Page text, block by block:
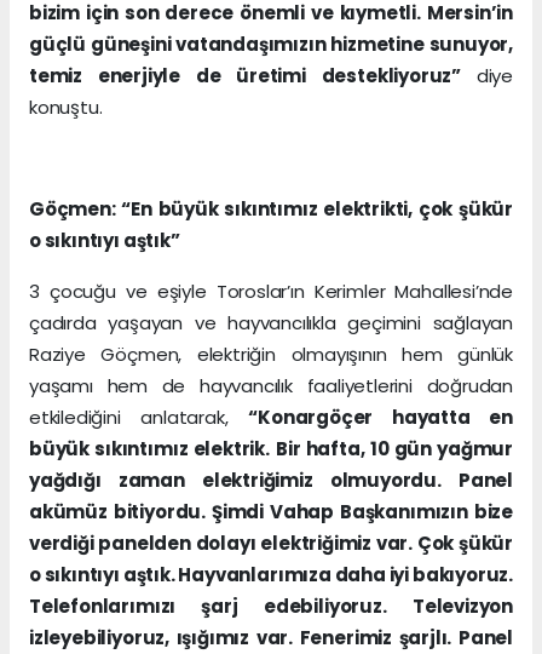
bizim için son derece önemli ve kıymetli. Mersin’in
güçlü güneşini vatandaşımızın hizmetine sunuyor,
temiz enerjiyle de üretimi destekliyoruz” diye
konuştu.
Göçmen: “En büyük sıkıntımız elektrikti, çok şükür
o sıkıntıyı aştık”
3 çocuğu ve eşiyle Toroslar’ın Kerimler Mahallesi’nde
çadırda yaşayan ve hayvancılıkla geçimini sağlayan
Raziye Göçmen, elektriğin olmayışının hem günlük
yaşamı hem de hayvancılık faaliyetlerini doğrudan
etkilediğini anlatarak,“Konargöçer hayatta en
büyük sıkıntımız elektrik. Bir hafta, 10 gün yağmur
yağdığı zaman elektriğimiz olmuyordu. Panel
akümüz bitiyordu. Şimdi Vahap Başkanımızın bize
verdiği panelden dolayı elektriğimiz var. Çok şükür
o sıkıntıyı aştık. Hayvanlarımıza daha iyi bakıyoruz.
Telefonlarımızı şarj edebiliyoruz. Televizyon
izleyebiliyoruz, ışığımız var. Fenerimiz şarjlı. Panel